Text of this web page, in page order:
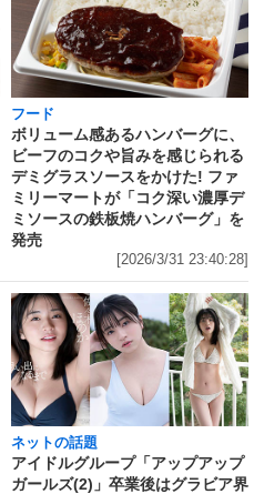
フード
ボリューム感あるハンバーグに、
ビーフのコクや旨みを感じられる
デミグラスソースをかけた! ファ
ミリーマートが「コク深い濃厚デ
ミソースの鉄板焼ハンバーグ」を
発売
[2026/3/31 23:40:28]
ネットの話題
アイドルグループ「アップアップ
ガールズ(2)」卒業後はグラビア界